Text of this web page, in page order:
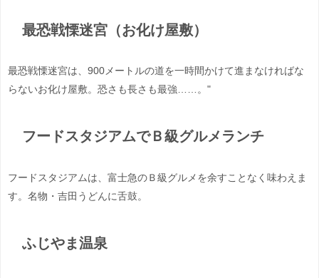
最恐戦慄迷宮（お化け屋敷）
最恐戦慄迷宮は、900メートルの道を一時間かけて進まなければな
らないお化け屋敷。恐さも長さも最強……。"
フードスタジアムでＢ級グルメランチ
フードスタジアムは、富士急のＢ級グルメを余すことなく味わえま
す。名物・吉田うどんに舌鼓。
ふじやま温泉